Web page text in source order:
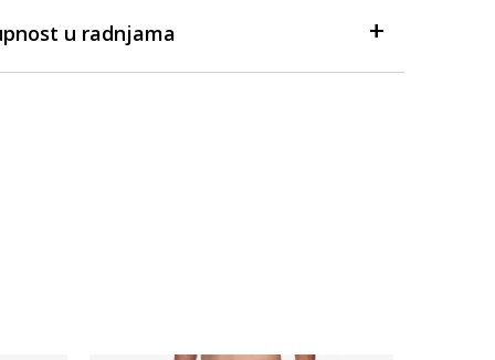
u radnjama